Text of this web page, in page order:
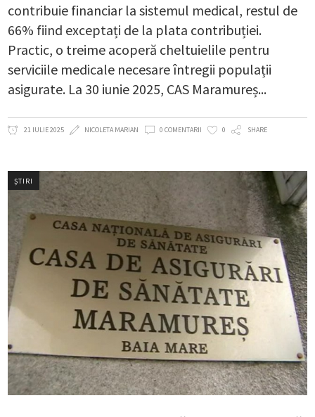
contribuie financiar la sistemul medical, restul de
66% fiind exceptați de la plata contribuției.
Practic, o treime acoperă cheltuielile pentru
serviciile medicale necesare întregii populații
asigurate. La 30 iunie 2025, CAS Maramureș
21 IULIE 2025 NICOLETA MARIAN 0 COMENTARII 0 SHARE
ȘTIRI